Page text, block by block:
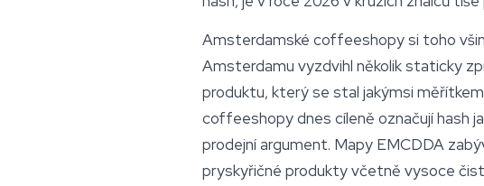
Amsterdamské coffeeshopy si toho
Amsterdamu vyzdvihl několik staticky
produktu, který se stal jakýmsi
coffeeshopy dnes cíleně označují hash
prodejní argument. Mapy EMCDDA
pryskyřičné produkty včetně vysoce